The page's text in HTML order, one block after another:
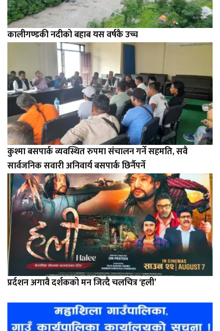
कालीगण्डकी नदीको बहाब यस वर्षकै उच्च
कुश्मा बसपार्क व्यवस्थित रुपमा संचालन गर्ने सहमति, सवै
सार्वजनिक सवारी अनिवार्य बसपार्क छिर्नैपर्ने
प्रर्दशन अगावै दर्शकको मन जित्दै चलचित्र ‘हली’